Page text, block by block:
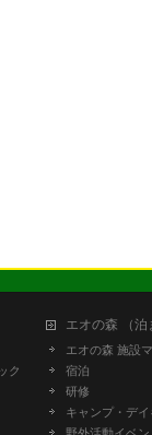
ク
エオの森 （泊
エオの森 施設
宿泊
研修
キャンプ・デ